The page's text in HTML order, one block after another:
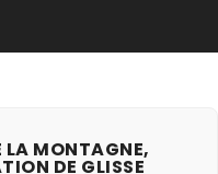
LA MONTAGNE,
DE GLISSE